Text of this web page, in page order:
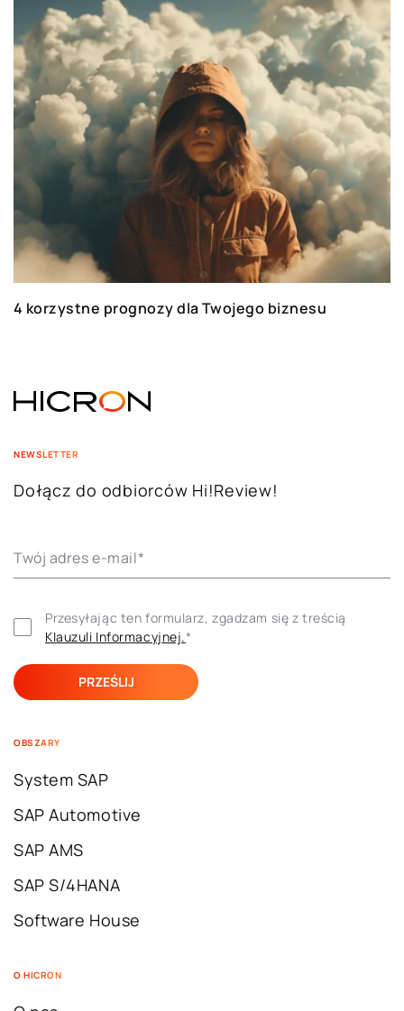
4 korzystne prognozy dla Twojego biznesu
NEWSLETTER
Dołącz do odbiorców Hi!Review!
Twój adres e-mail*
Klauzuli ​​Informacyjnej.*
OBSZARY
System SAP
SAP Automotive
SAP AMS
SAP S/4HANA
Software House
O HICRON